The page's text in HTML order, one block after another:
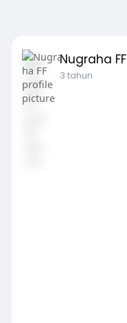
Nugraha FF
3 tahun